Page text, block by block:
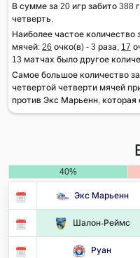
В сумме за 20 игр забито 388
четверть.
Наиболее частое
мячей: 26 очко(в) - 3 раза, 17
13 матчах было другое
Самое большое количество
четвертой четверти мячей
против Экс Марьенн, которая
40%
Экс Марьенн
Шалон-Реймс
Руан